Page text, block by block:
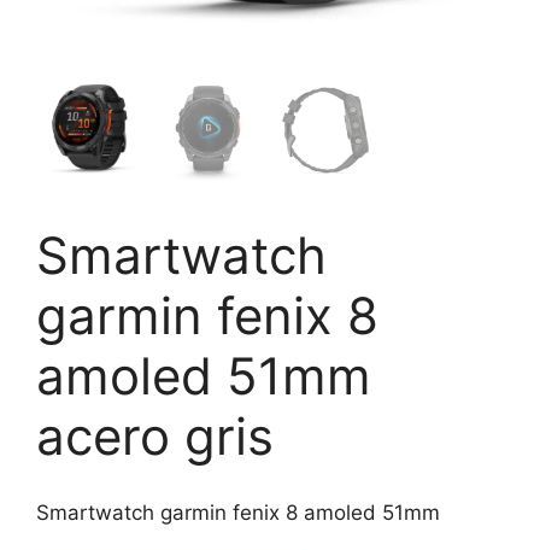
Smartwatch
garmin fenix 8
amoled 51mm
acero gris
Smartwatch garmin fenix 8 amoled 51mm